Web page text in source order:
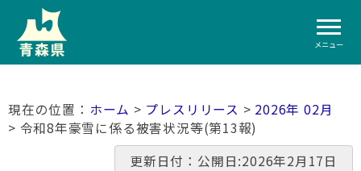
メニュー
ホーム > プレスリリース > 2026年 02月
> 令和8年豪雪に係る被害状況等(第13報)
更新日付：公開日:2026年2月17日